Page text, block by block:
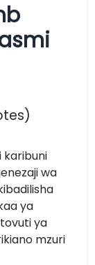
karibuni
wa
ya
ya
mzuri